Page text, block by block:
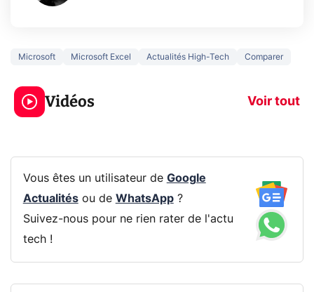
Microsoft Microsoft Excel Actualités High-Tech Comparer
Vidéos Voir tout
319€ ? Voici L'AOC
CQ32G4ZA !
5
prochaine
Vous êtes un utilisateur de Google
Actualitésou de WhatsApp?
Suivez-nous pour ne rien rater de l'actu
tech !